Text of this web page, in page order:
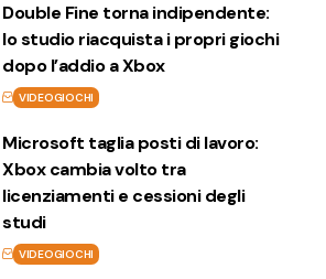
Double Fine torna indipendente:
lo studio riacquista i propri giochi
dopo l’addio a Xbox
VIDEOGIOCHI
Microsoft taglia posti di lavoro:
Xbox cambia volto tra
licenziamenti e cessioni degli
studi
VIDEOGIOCHI